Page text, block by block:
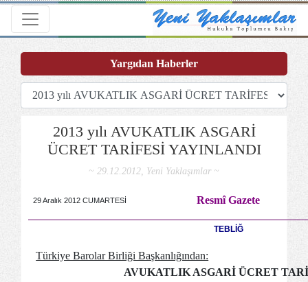
Toggle navigation
2013 yılı AVUKATLIK ASGARİ
ÜCRET TARİFESİ YAYINLANDI
~ 29.12.2012, Yeni Yaklaşımlar ~
29 Aralık 2012 CUMARTESİ Resmî Gazete
TEBLİĞ
Türkiye Barolar Birliği Başkanlığından:
AVUKATLIK ASGARİ ÜCRET
Yargıdan Haberler